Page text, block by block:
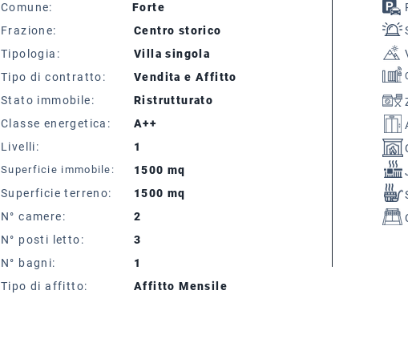
Comune:
Forte
Frazione:
Centro storico
Tipologia:
Villa singola
Tipo di contratto:
Vendita e Affitto
Stato immobile:
Classe energetica:
Livelli:
Superficie immobile:
Superficie terreno:
N° camere:
N° posti letto:
Ristrutturato
A++
1
1500 mq
1500 mq
2
3
N° bagni:
1
Tipo di affitto:
Affitto Mensile